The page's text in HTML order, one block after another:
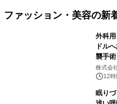
ファッション・美容の新
外科
ドル
襲手
牽引
株式会
12時
眠り